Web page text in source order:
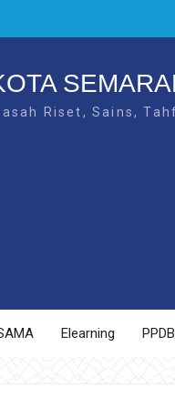
Riset, Sains,
Elearning